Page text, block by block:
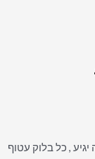
, כל בלוק עטוף